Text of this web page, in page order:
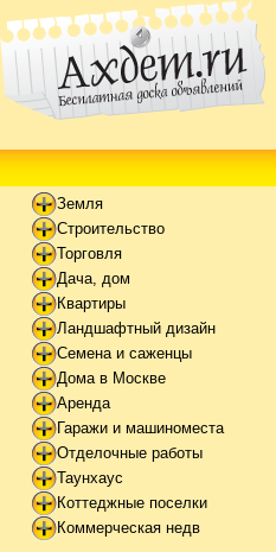
Земля
Строительство
Торговля
Дача, дом
Квартиры
Ландшафтный дизайн
Семена и саженцы
Дома в Москве
Аренда
Гаражи и машиноместа
Отделочные работы
Таунхаус
Коттеджные поселки
Коммерческая недв